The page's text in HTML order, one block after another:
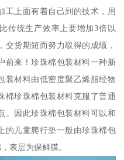
工上面有着自己到的技术，用
传统生产效率上要增加3倍以
货期短而努力取得的成绩，
前来！珍珠棉包装材料一种新
装材料由低密度聚乙烯脂经物
棉珍珠棉包装材料克服了普通
。因此珍珠棉包装材料可以和
的儿童爬行垫一般由珍珠棉包
表层为保鲜膜。